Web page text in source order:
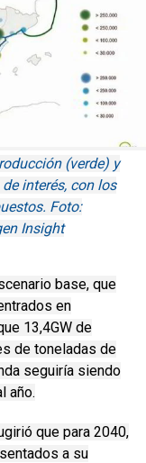
(verde) y
interés, con los
Foto:
Insight
base, que
en
13,4GW de
de toneladas de
seguiría siendo
año.
que para 2040,
a su